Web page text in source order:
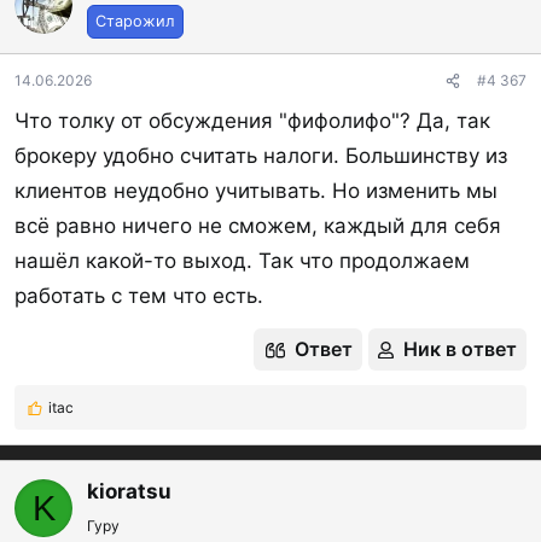
Старожил
14.06.2026 #4 367
Что толку от обсуждения "фифолифо"? Да, так
брокеру удобно считать налоги. Большинству из
клиентов неудобно учитывать. Но изменить мы
всё равно ничего не сможем, каждый для себя
нашёл какой-то выход. Так что продолжаем
работать с тем что есть.
Ответ Ник в ответ
Р
е
а
к
и
itac
K kioratsu
Гуру